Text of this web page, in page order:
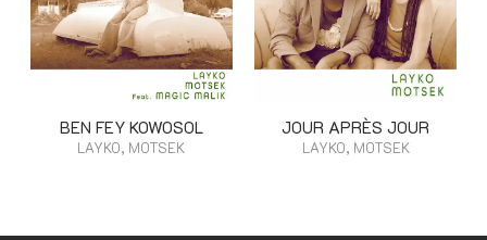
BEN FEY KOWOSOL
LAYKO, MOTSEK
JOUR APRÈS JOUR
LAYKO, MOTSEK